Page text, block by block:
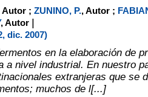
Autor ; ZUNINO, P., Autor ;
, Autor |
dic. 2007)
en la elaboración de
a nivel industrial. En nuestro
extranjeras que se
muchos de l[...]